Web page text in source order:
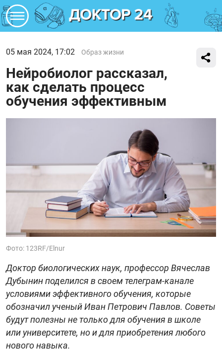
05 мая 2024, 17:02 Образ жизни
Нейробиолог рассказал,
как сделать процесс
обучения эффективным
Фото: 123RF/Elnur
Доктор биологических наук, профессор Вячеслав
Дубынин поделился в своем телеграм-канале
условиями эффективного обучения, которые
обозначил ученый Иван Петрович Павлов. Советы
будут полезны не только для обучения в школе
или университете, но и для приобретения любого
нового навыка.